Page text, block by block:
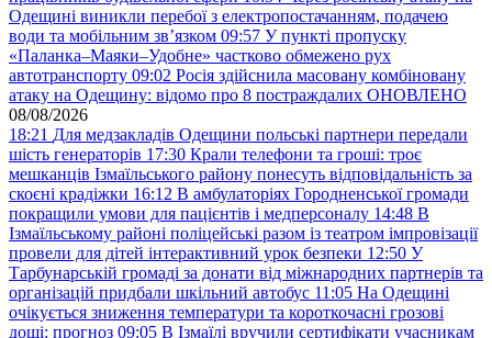
Одещині виникли перебої з електропостачанням, подачею
води та мобільним звʼязком 09:57 У пункті пропуску
«Паланка–Маяки–Удобне» частково обмежено рух
автотранспорту 09:02 Росія здійснила масовану комбіновану
атаку на Одещину: відомо про 8 постраждалих ОНОВЛЕНО
08/08/2026
18:21 Для медзакладів Одещини польські партнери передали
шість генераторів 17:30 Крали телефони та гроші: троє
мешканців Ізмаїльського району понесуть відповідальність за
скоєні крадіжки 16:12 В амбулаторіях Городненської громади
покращили умови для пацієнтів і медперсоналу 14:48 В
Ізмаїльському районі поліцейські разом із театром імпровізації
провели для дітей інтерактивний урок безпеки 12:50 У
Тарбунарській громаді за донати від міжнародних партнерів та
організацій придбали шкільний автобус 11:05 На Одещині
очікується зниження температури та короткочасні грозові
дощі: прогноз 09:05 В Ізмаїлі вручили сертифікати учасникам